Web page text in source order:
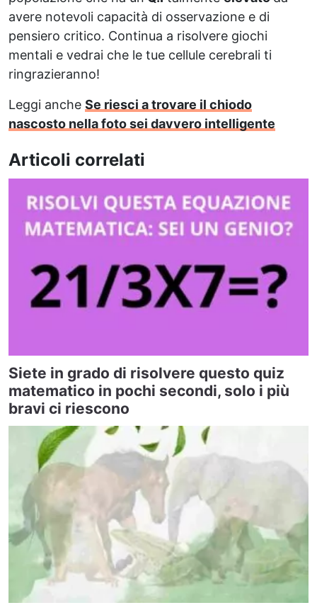
avere notevoli capacità di osservazione e di
pensiero critico. Continua a risolvere giochi
mentali e vedrai che le tue cellule cerebrali ti
ringrazieranno!
Leggi anche Se riesci a trovare il chiodo
nascosto nella foto sei davvero intelligente
Articoli correlati
Siete in grado di risolvere questo quiz
matematico in pochi secondi, solo i più
bravi ci riescono